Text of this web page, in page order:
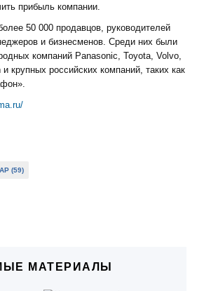
прибыль компании.
50 000 продавцов, руководителей
и бизнесменов. Среди них были
компаний Panasonic, Toyota, Volvo,
крупных российских компаний, таких как
(59)
МАТЕРИАЛЫ